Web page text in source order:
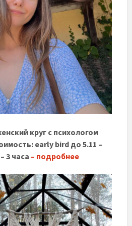
круг с психологом
early bird до 5.11 –
3 часа – подробнее